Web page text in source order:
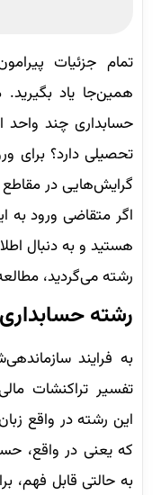
تمام جزئیات
همین‌جا یاد
حسابداری چند
تحصیلی دارد؟ برای
گرایش‌هایی در مقاطع
اگر متقاضی ورود به
هستید و به‌ دنبال
رشته می‌گردید،
رشته
به فرایند
تفسیر تراکنشات
این رشته در واقع
که یعنی در واقع،
به حالتی قابل فهم،